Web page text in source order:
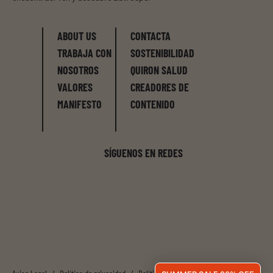
ABOUT US
TRABAJA CON
NOSOTROS
VALORES
MANIFESTO
CONTACTA
SOSTENIBILIDAD
QUIRON SALUD
CREADORES DE
CONTENIDO
SÍGUENOS EN REDES